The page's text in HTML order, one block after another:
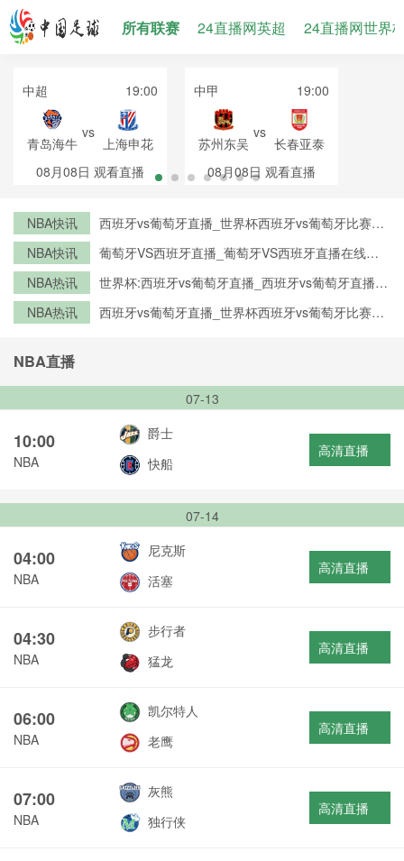
所有联赛 24直播网英超 24直播网世界
中超 19:00
青岛海牛
vs
上海申花
08月08日 观看直播
中甲 19:00
苏州东吴
vs
长春亚泰
08月08日 观看直播
NBA快讯
西班牙vs葡萄牙直播_世界杯西班牙vs葡萄牙比赛直
NBA快讯
葡萄牙VS西班牙直播_葡萄牙VS西班牙直播在线观
NBA热讯
世界杯:西班牙vs葡萄牙直播_西班牙vs葡萄牙直播免
清视频直播
NBA热讯
西班牙vs葡萄牙直播_世界杯西班牙vs葡萄牙比赛直
NBA直播
07-13
10:00
NBA
爵士
快船
高清直播
07-14
04:00
NBA
尼克斯
活塞
高清直播
04:30
NBA
步行者
猛龙
高清直播
06:00
NBA
凯尔特人
老鹰
高清直播
07:00
NBA
灰熊
独行侠
高清直播